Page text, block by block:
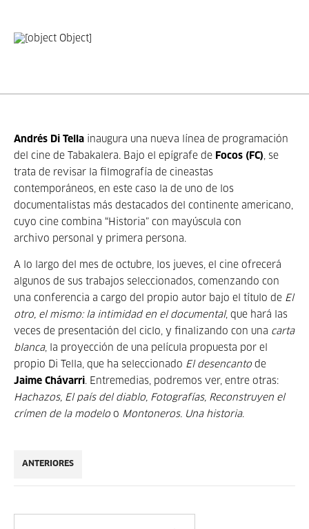
Andrés Di Tella inaugura una nueva línea de programación
del cine de Tabakalera. Bajo el epígrafe de Focos (FC), se
trata de revisar la filmografía de cineastas
contemporáneos, en este caso la de uno de los
documentalistas más destacados del continente americano,
cuyo cine combina “Historia” con mayúscula con
archivo personal y primera persona.
A lo largo del mes de octubre, los jueves, el cine ofrecerá
algunos de sus trabajos seleccionados, comenzando con
una conferencia a cargo del propio autor bajo el título de El
otro, el mismo: la intimidad en el documental, que hará las
veces de presentación del ciclo, y finalizando con una carta
blanca, la proyección de una película propuesta por el
propio Di Tella, que ha seleccionado El desencanto de
Jaime Chávarri . Entremedias, podremos ver, entre otras:
Hachazos, El país del diablo, Fotografías, Reconstruyen el
crímen de la modelo o Montoneros. Una historia.
ANTERIORES